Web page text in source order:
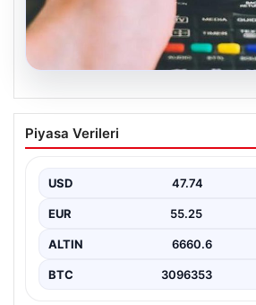
07.08.2026
Türksat 3A Uydusundan
Kanal Güncellemesi ve
Türksat 3A uydusu, uzun yıllardır
Piyasa Verileri
USD 47.74
EUR 55.25
ALTIN 6660.6
BTC 3096353